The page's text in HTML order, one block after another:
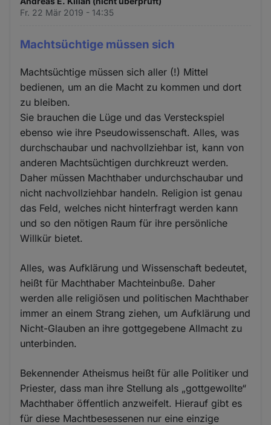
Fr. 22 Mär 2019 - 14:35
Machtsüchtige müssen sich
Machtsüchtige müssen sich aller (!) Mittel
bedienen, um an die Macht zu kommen und dort
zu bleiben.
Sie brauchen die Lüge und das Versteckspiel
ebenso wie ihre Pseudowissenschaft. Alles, was
durchschaubar und nachvollziehbar ist, kann von
anderen Machtsüchtigen durchkreuzt werden.
Daher müssen Machthaber undurchschaubar und
nicht nachvollziehbar handeln. Religion ist genau
das Feld, welches nicht hinterfragt werden kann
und so den nötigen Raum für ihre persönliche
Willkür bietet.
Alles, was Aufklärung und Wissenschaft bedeutet,
heißt für Machthaber Machteinbuße. Daher
werden alle religiösen und politischen Machthaber
immer an einem Strang ziehen, um Aufklärung und
Nicht-Glauben an ihre gottgegebene Allmacht zu
unterbinden.
Bekennender Atheismus heißt für alle Politiker und
Priester, dass man ihre Stellung als „gottgewollte“
Machthaber öffentlich anzweifelt. Hierauf gibt es
für diese Machtbesessenen nur eine einzige